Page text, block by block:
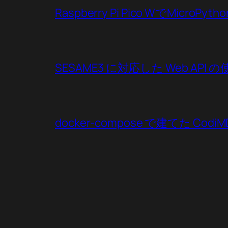
Raspberry Pi Pico Wで
SESAME3 に対応した Web API の
docker-compose で建てた